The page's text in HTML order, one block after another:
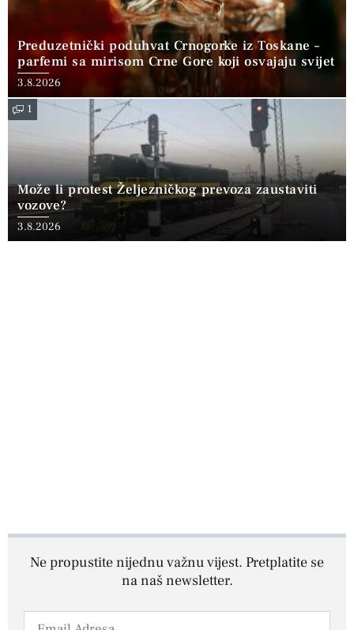
Preduzetnički poduhvat Crnogorke iz Toskane –
parfemi sa mirisom Crne Gore koji osvajaju svijet
3.8.2026
1
Može li protest Željezničkog prevoza zaustaviti
vozove?
3.8.2026
Ne propustite nijednu važnu vijest. Pretplatite se
na naš newsletter.